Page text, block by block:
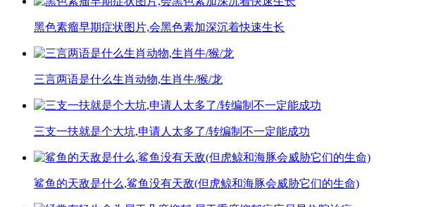
黑色素瘤早期症状图片,会黑色素加深沉着快速生长
三言两语是什么生肖动物,生肖牛/猴/龙
三支一扶就是个大坑,申请人太多了/转编制不一定能成功
鲨鱼的天敌是什么,鲨鱼没有天敌(但虎鲸和海豚会威胁它们的生命)